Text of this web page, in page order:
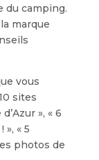
du camping.
marque
vous
sites
», « 6
« 5
photos de